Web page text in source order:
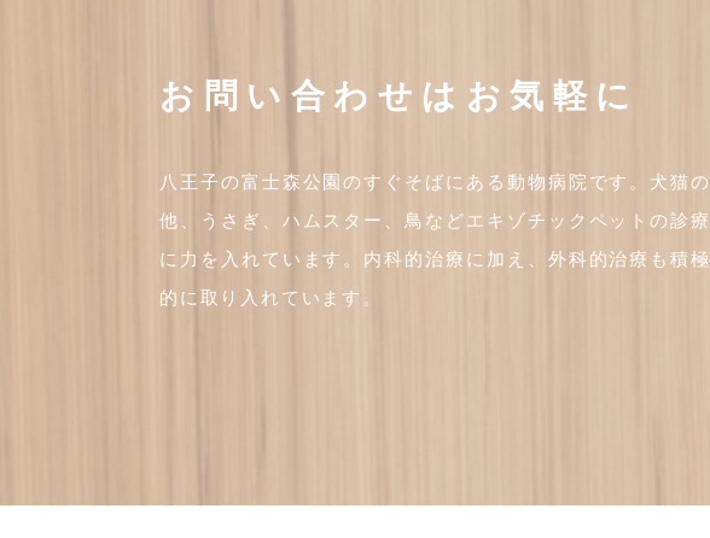
お問い合わせはお気軽に
八王子の富士森公園のすぐそばにある動物病院です。犬猫の
他、うさぎ、ハムスター、鳥などエキゾチックペットの診療
に力を入れています。内科的治療に加え、外科的治療も積極
的に取り入れています。